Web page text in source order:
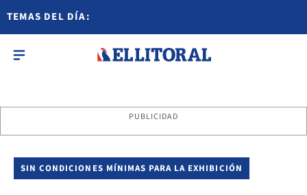
TEMAS DEL DÍA:
PUBLICIDAD
SIN CONDICIONES MÍNIMAS PARA LA EXHIBICIÓN